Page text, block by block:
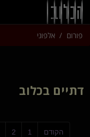
פורום אלפוני
דתיים בכלוב
הקודם 1
2